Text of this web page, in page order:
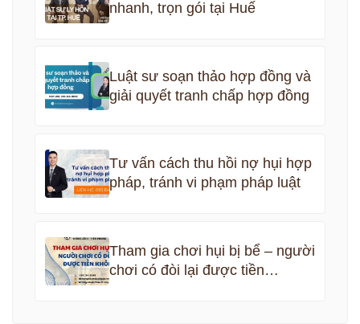
nhanh, trọn gói tại Huế
Luật sư soạn thảo hợp đồng và
giải quyết tranh chấp hợp đồng
Tư vấn cách thu hồi nợ hụi hợp
pháp, tránh vi phạm pháp luật
Tham gia chơi hụi bị bể – người
chơi có đòi lại được tiền